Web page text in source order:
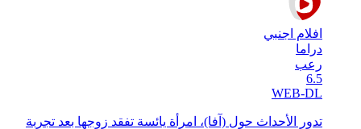
افلام اجنبي
دراما
رعب
6.5
WEB-DL
تدور الأحداث حول (آفا)، امرأة يائسة تفقد زوجها بعد تجربة